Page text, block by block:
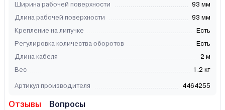
Ширина рабочей поверхности
93 мм
Длина рабочей поверхности
93 мм
Крепление на липучке
Есть
Регулировка количества оборотов
Есть
Длина кабеля
2 м
Вес
1.2 кг
Артикул производителя 4464255
Отзывы Вопросы